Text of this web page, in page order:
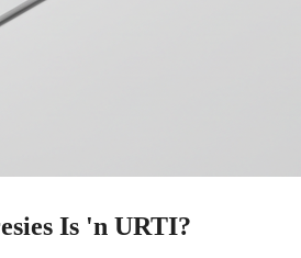
Is 'n URTI?